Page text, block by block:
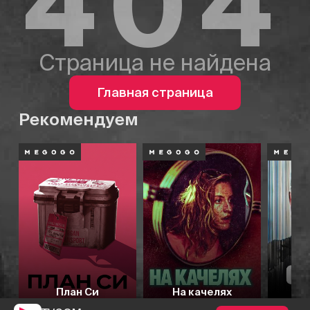
Страница не найдена
Главная страница
Рекомендуем
План Си На качелях